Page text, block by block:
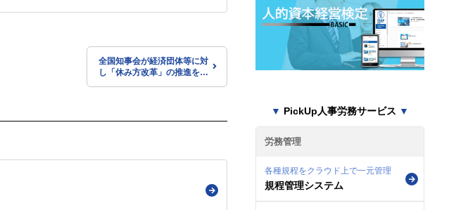
全国知事会が経済団体等に対
し「休み方改革」の推進を要
▼ PickUp人事労務サービス ▼
労務管理
各種規程をクラウド上で一元管理
規程管理システム